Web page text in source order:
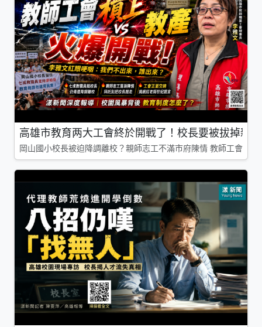
高雄市教育两大工會終於開戰了！校長要被拔掉親
岡山國小校長被迫降調離校？親師志工不滿市府陳情 教師工會槓